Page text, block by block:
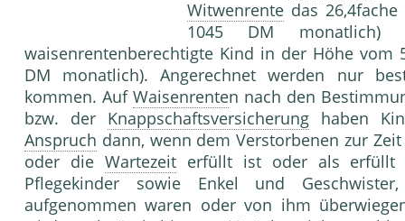
Witwenrente das
1045 DM
waisenrentenberechtigte Kind in der Höhe vom
DM monatlich). Angerechnet werden nur
kommen. Auf Waisenrenten nach den
bzw. der Knappschaftsversicherunghaben
Anspruch dann, wenn dem Verstorbenen zur
oder die Wartezeiterfüllt ist oder als erfüllt
Pflegekinder sowie Enkel und
aufgenommen waren oder von ihm